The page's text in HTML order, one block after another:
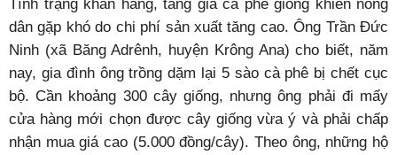
Tình trạng khan hàng, tăng giá cà phê giống khiến nông
dân gặp khó do chi phí sản xuất tăng cao. Ông Trần Đức
Ninh (xã Băng Adrênh, huyện Krông Ana) cho biết, năm
nay, gia đình ông trồng dặm lại 5 sào cà phê bị chết cục
bộ. Cần khoảng 300 cây giống, nhưng ông phải đi mấy
cửa hàng mới chọn được cây giống vừa ý và phải chấp
nhận mua giá cao (5.000 đồng/cây). Theo ông, những hộ